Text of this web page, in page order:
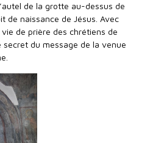
de la grotte au-dessus de
de naissance de Jésus. Avec
de prière des chrétiens de
secret du message de la venue